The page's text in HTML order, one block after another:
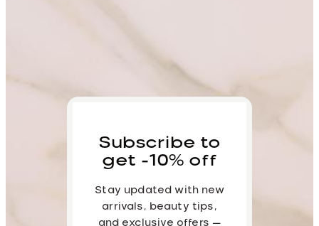
Subscribe to
get -10% off
Stay updated with new
arrivals, beauty tips,
and exclusive offers —